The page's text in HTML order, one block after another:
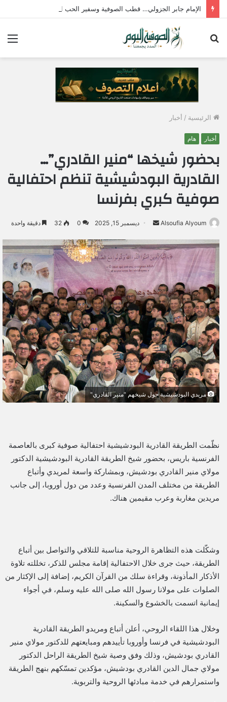
الإمام جابر الجزولي… قطب الصوفية وسفير الحب الإلهي في مصر
الرئيسية / أخبار
أخبار هام
بحضور شيخها “منير القادري”…
القادرية البودشيشية تنظم احتفالية
صوفية كبري بفرنسا
Alsoufia Alyoum
س
ل
ي
د
ا
إ
ل
ك
ت
ر
و
ديسمبر 15, 2025 0
32 دقيقة واحدة
مريدي البودشيشية حول شيخهم "منير القادري"
نظّمت الطريقة القادرية البودشيشية احتفالية صوفية كبرى بالعاصمة
الفرنسية باريس، بحضور شيخ الطريقة القادرية البودشيشية الدكتور
مولاي منير القادري بودشيش، وبمشاركة واسعة لمريدي وأتباع
الطريقة من مختلف المدن الفرنسية وعدد من دول أوروبا، إلى جانب
مريدين مغاربة وعرب مقيمين هناك.
وشكّلت هذه التظاهرة الروحية مناسبة للتلاقي والتواصل بين أتباع
الطريقة، حيث جرى خلال الاحتفالية إقامة مجلس للذكر، تخللته تلاوة
الأذكار المأذونة، وقراءة سلك من القرآن الكريم، إضافة إلى الإكثار من
الصلوات على مولانا رسول الله صلى الله عليه وسلم، في أجواء
إيمانية اتسمت بالخشوع والسكينة.
وخلال هذا اللقاء الروحي، أعلن أتباع ومريدو الطريقة القادرية
البودشيشية في فرنسا وأوروبا تأييدهم ومبايعتهم للدكتور مولاي منير
القادري بودشيش، وذلك وفق وصية شيخ الطريقة الراحل الدكتور
مولاي جمال الدين القادري بودشيش، مؤكدين تمسّكهم بنهج الطريقة
واستمرارهم في خدمة مبادئها الروحية والتربوية.